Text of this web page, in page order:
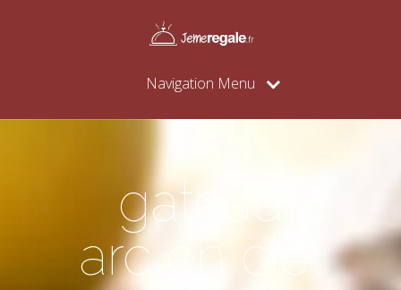
Navigation Menu
gateau
arc en ciel